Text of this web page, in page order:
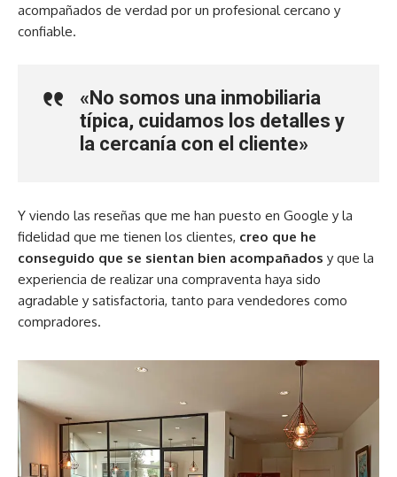
acompañados de verdad por un profesional cercano y
confiable.
«No somos una inmobiliaria
típica, cuidamos los detalles y
la cercanía con el cliente»
Y viendo las reseñas que me han puesto en Google y la
fidelidad que me tienen los clientes, creo que he
conseguido que se sientan bien acompañados y que la
experiencia de realizar una compraventa haya sido
agradable y satisfactoria, tanto para vendedores como
compradores.